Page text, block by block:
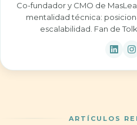
Co-fundador y CMO de
mentalidad técnica:
escalabilidad. Fan de
ARTÍCULOS